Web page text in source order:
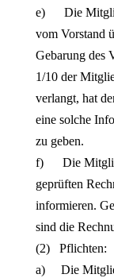
e) Die
vom Vorstand
Gebarung des
1/10 der
verlangt, hat
eine solche
zu geben.
f) Die
geprüften
informieren.
sind die
(2) Pflichten:
a) Die